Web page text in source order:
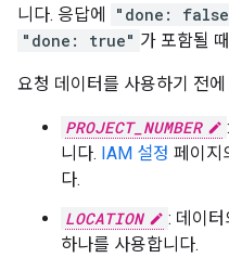
니다. 응답에
"done:
"done: true" 가 포함될
요청 데이터를 사용하기 전
PROJECT_NUMBER
니다. IAM 설정 페이지
다.
LOCATION
: 데이
하나를 사용합니다.